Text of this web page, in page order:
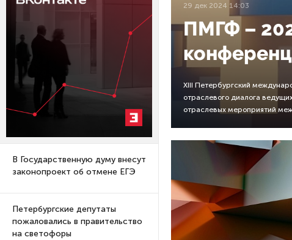
В Государственную думу внесут
законопроект об отмене ЕГЭ
Петербургские депутаты
пожаловались в правительство
на светофоры
29 дек 2024 14:03
ПМГФ –
XIII Петербургский
отраслевого диалога
отраслевых мероприятий